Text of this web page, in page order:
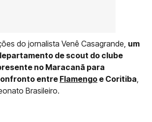
do jornalista Venê Casagrande, um
de scout do clube
no Maracanã para
entre Flamengo e Coritiba
Brasileiro.